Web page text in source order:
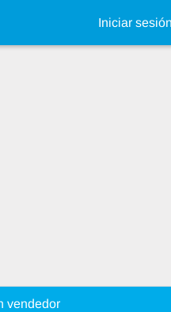
Iniciar sesión
vendedor